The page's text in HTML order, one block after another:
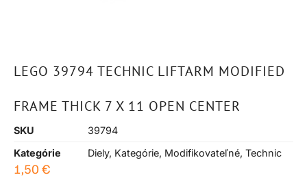
LEGO 39794 TECHNIC LIFTARM MODIFIED
FRAME THICK 7 X 11 OPEN CENTER
SKU
39794
Kategórie
Diely, Kategórie, Modifikovateľné, Technic
1,50 €